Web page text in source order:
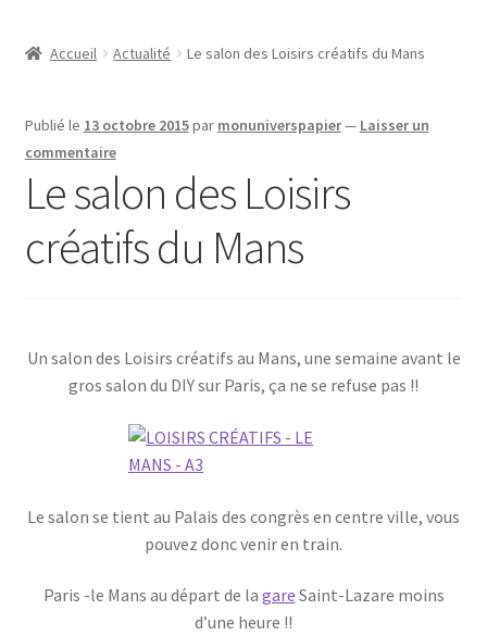
A propos
Accueil Actualité Le salon des Loisirs créatifs du Mans
Publié le 13 octobre 2015par monuniverspapier— Laisser un
commentaire
Le salon des Loisirs
créatifs du Mans
Un salon des Loisirs créatifs au Mans, une semaine avant le
gros salon du DIY sur Paris, ça ne se refuse pas !!
Le salon se tient au Palais des congrès en centre ville, vous
pouvez donc venir en train.
Paris -le Mans au départ de la gare Saint-Lazare moins
d’une heure !!